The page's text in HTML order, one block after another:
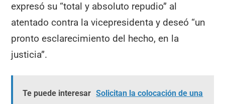
expresó su “total y absoluto repudio” al
atentado contra la vicepresidenta y deseó “un
pronto esclarecimiento del hecho, en la
justicia”.
Te puede interesar Solicitan la colocación de una